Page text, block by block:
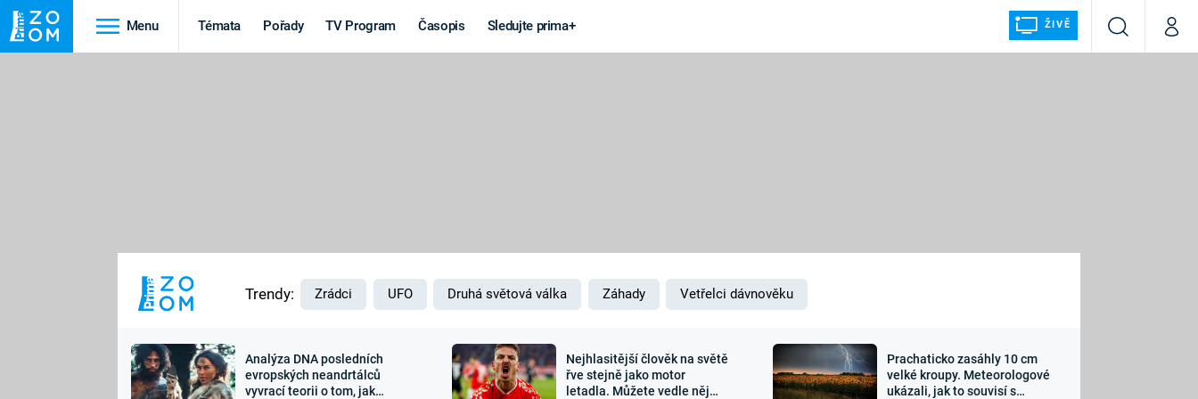
Menu Témata Pořady TV Program Časopis Sledujte prima+ ŽIVĚ
VyhledáváníMůj
MARS
Výročí
Záhady a
Zajímavosti Sledujte nás
Trendy: Zrádci UFO Druhá světová válka Záhady Vetřelci dávnověku
Analýza DNA posledních
evropských neandrtálců
vyvrací teorii o tom, jak
Nejhlasitější člověk na světě
řve stejně jako motor
letadla. Můžete vedle něj
Prachaticko zasáhly 10 cm
velké kroupy. Meteorologové
ukázali, jak to souvisí s